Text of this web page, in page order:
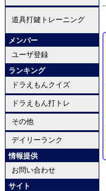
道具打鍵トレーニング
メンバー
ユーザ登録
ランキング
ドラえもんクイズ
ドラえもん打トレ
その他
デイリーランク
情報提供
お問い合わせ
サイト